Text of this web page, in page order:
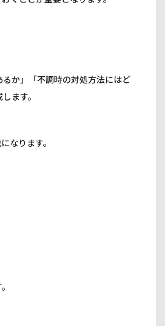
か」「不調時の対処方法にはど
ます。
なります。